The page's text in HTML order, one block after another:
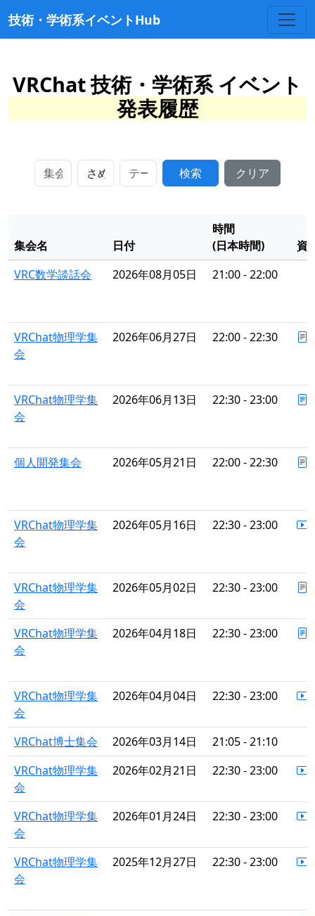
技術・学術系イベントHub
VRChat 技術・学術系 イベント
発表履歴
検索 クリア
集会名 日付
時間
(日本時間)
資
VRC数学談話会
2026年08月05日 21:00 - 22:00
VRChat物理学集
会
2026年06月27日 22:00 - 22:30
VRChat物理学集
会
2026年06月13日 22:30 - 23:00
個人開発集会 2026年05月21日 22:00 - 22:30
VRChat物理学集
会
2026年05月16日 22:30 - 23:00
VRChat物理学集
会
2026年05月02日 22:30 - 23:00
VRChat物理学集
会
2026年04月18日 22:30 - 23:00
VRChat物理学集
会
2026年04月04日 22:30 - 23:00
VRChat博士集会 2026年03月14日
21:05 - 21:10
VRChat物理学集
会
2026年02月21日 22:30 - 23:00
VRChat物理学集
会
2026年01月24日 22:30 - 23:00
VRChat物理学集
会
2025年12月27日 22:30 - 23:00